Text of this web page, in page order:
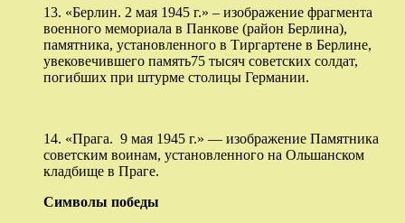
13. «Берлин. 2 мая 1945 г.» – изображение фрагмента
военного мемориала в Панкове (район Берлина),
памятника, установленного в Тиргартене в Берлине,
увековечившего память75 тысяч советских солдат,
погибших при штурме столицы Германии.
14. «Прага. 9 мая 1945 г.» — изображение Памятника
советским воинам, установленного на Ольшанском
кладбище в Праге.
Символы победы